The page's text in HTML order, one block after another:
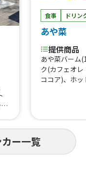
食事 ドリン
あや菜
提供商品
あや菜バーム
ク(カフェオ
ココア)、ホ
ばバーガー(2
とろふわオ
の唐揚げ&コ
ー一覧